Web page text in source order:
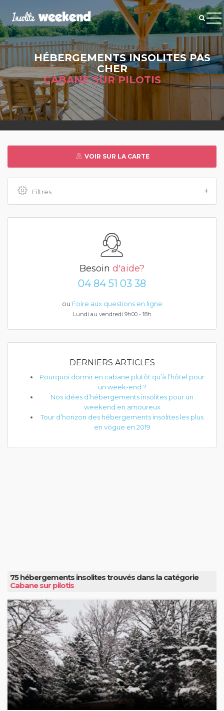
HÉBERGEMENTS INSOLITES PAS
CHER
CABANE SUR PILOTIS
VOIR SUR LA CARTE
Filtres
Besoin d'aide?
04 84 51 03 38
ou Foire aux questions en ligne
Lundi au vendredi 9h00 - 18h
DERNIERS ARTICLES
Pourquoi dormir en cabane plutôt qu’à l’hôtel pour
un week-end ?
Nos idées d’hébergements insolites pour un
weekend en amoureux
Tour d’horizon des hébergements insolites les plus
en vogue en 2019
75 hébergements insolites trouvés dans la catégorie
Cabane sur pilotis